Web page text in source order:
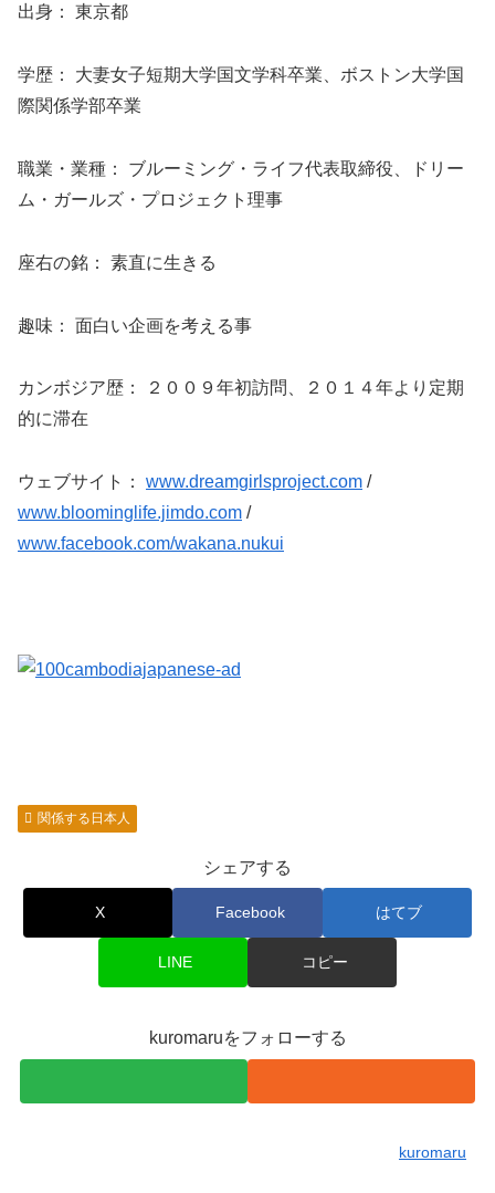
出身： 東京都
学歴： 大妻女子短期大学国文学科卒業、ボストン大学国
際関係学部卒業
職業・業種： ブルーミング・ライフ代表取締役、ドリー
ム・ガールズ・プロジェクト理事
座右の銘： 素直に生きる
趣味： 面白い企画を考える事
カンボジア歴： ２００９年初訪問、２０１４年より定期
的に滞在
ウェブサイト： www.dreamgirlsproject.com /
www.bloominglife.jimdo.com /
www.facebook.com/wakana.nukui
関係する日本人
シェアする
X Facebook はてブ
LINE コピー
kuromaruをフォローする
kuromaru